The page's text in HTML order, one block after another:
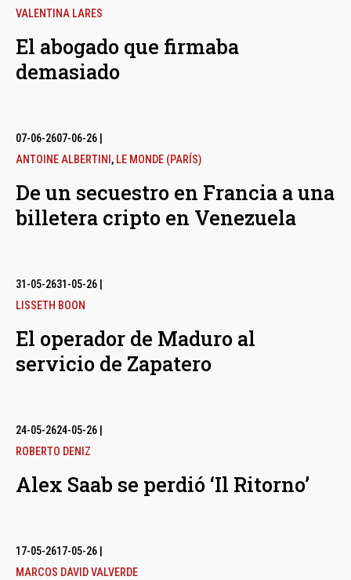
VALENTINA LARES
El abogado que firmaba
demasiado
07-06-2607-06-26
ANTOINE ALBERTINI , LE MONDE (PARÍS)
De un secuestro en Francia a una
billetera cripto en Venezuela
31-05-2631-05-26
LISSETH BOON
El operador de Maduro al
servicio de Zapatero
24-05-2624-05-26
ROBERTO DENIZ
Alex Saab se perdió ‘Il Ritorno’
17-05-2617-05-26
MARCOS DAVID VALVERDE